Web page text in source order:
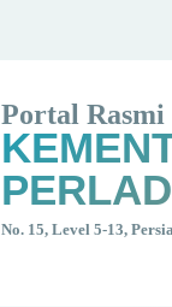
Portal Rasmi
No. 15, Level 5-13,